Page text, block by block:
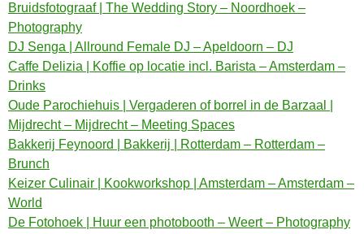
Bruidsfotograaf | The Wedding Story – Noordhoek –
Photography
DJ Senga | Allround Female DJ – Apeldoorn – DJ
Caffe Delizia | Koffie op locatie incl. Barista – Amsterdam –
Drinks
Oude Parochiehuis | Vergaderen of borrel in de Barzaal |
Mijdrecht – Mijdrecht – Meeting Spaces
Bakkerij Feynoord | Bakkerij | Rotterdam – Rotterdam –
Brunch
Keizer Culinair | Kookworkshop | Amsterdam – Amsterdam –
World
De Fotohoek | Huur een photobooth – Weert – Photography